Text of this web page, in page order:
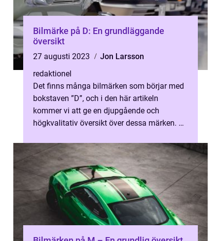
Bilmärke på D: En grundläggande
översikt
27 augusti 2023
Jon Larsson
redaktionel
Det finns många bilmärken som börjar med
bokstaven ”D”, och i den här artikeln
kommer vi att ge en djupgående och
högkvalitativ översikt över dessa märken. Vi